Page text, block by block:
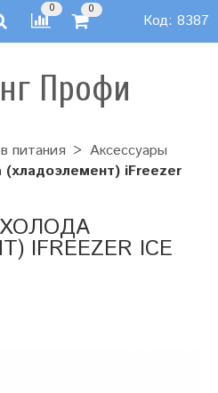
0 0
Код: 8387
Профи
питания
Аксессуары
(хладоэлемент) iFreezer
IFREEZER ICE